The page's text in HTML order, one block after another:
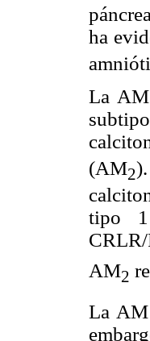
ha
La AM
(AM2
tipo
AM2
La AM